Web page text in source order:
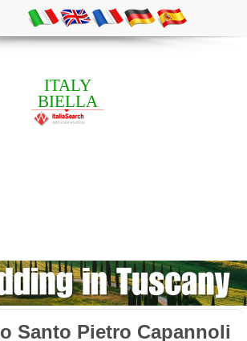
ITALY
BIELLA
Santo Pietro Capannoli